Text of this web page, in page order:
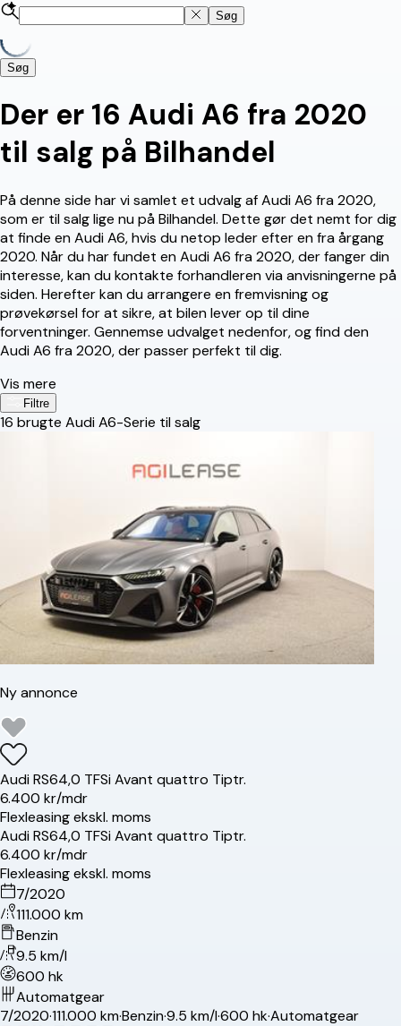
Søg
Søg
Der er 16 Audi A6 fra 2020
til salg på Bilhandel
På denne side har vi samlet et udvalg af Audi A6 fra 2020,
som er til salg lige nu på Bilhandel. Dette gør det nemt for dig
at finde en Audi A6, hvis du netop leder efter en fra årgang
2020. Når du har fundet en Audi A6 fra 2020, der fanger din
interesse, kan du kontakte forhandleren via anvisningerne på
siden. Herefter kan du arrangere en fremvisning og
prøvekørsel for at sikre, at bilen lever op til dine
forventninger. Gennemse udvalget nedenfor, og find den
Audi A6 fra 2020, der passer perfekt til dig.
Vis mere
Filtre
16 brugte Audi A6-Serie til salg
Ny annonce
AudiRS64,0 TFSi Avant quattro Tiptr.
6.400 kr/mdr
Flexleasing ekskl. moms
AudiRS64,0 TFSi Avant quattro Tiptr.
6.400 kr/mdr
Flexleasing ekskl. moms
7/2020
111.000 km
Benzin
9.5 km/l
600 hk
Automatgear
7/2020·111.000 km·Benzin·9.5 km/l·600 hk·Automatgear